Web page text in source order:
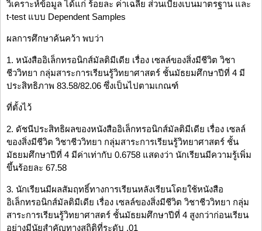
วิเคราะห์ข้อมูล ได้แก่ ร้อยละ ค่าเฉลี่ย ส่วนเบี่ยงเบนมาตรฐาน และ
t-test แบบ Dependent Samples
ผลการศึกษาค้นคว้า พบว่า
1. หนังสืออิเล็กทรอนิกส์มัลติมีเดีย เรื่อง เซลล์ของสิ่งมีชีวิต วิชา
ชีววิทยา กลุ่มสาระการเรียนรู้วิทยาศาสตร์ ชั้นมัธยมศึกษาปีที่ 4 มี
ประสิทธิภาพ 83.58/82.06 ซึ่งเป็นไปตามเกณฑ์
ที่ตั้งไว้
2. ดัชนีประสิทธิผลของหนังสืออิเล็กทรอนิกส์มัลติมีเดีย เรื่อง เซลล์
ของสิ่งมีชีวิต วิชาชีววิทยา กลุ่มสาระการเรียนรู้วิทยาศาสตร์ ชั้น
มัธยมศึกษาปีที่ 4 มีค่าเท่ากับ 0.6758 แสดงว่า นักเรียนมีความรู้เพิ่ม
ขึ้นร้อยละ 67.58
3. นักเรียนมีผลสัมฤทธิ์ทางการเรียนหลังเรียนโดยใช้หนังสือ
อิเล็กทรอนิกส์มัลติมีเดีย เรื่อง เซลล์ของสิ่งมีชีวิต วิชาชีววิทยา กลุ่ม
สาระการเรียนรู้วิทยาศาสตร์ ชั้นมัธยมศึกษาปีที่ 4 สูงกว่าก่อนเรียน
อย่างมีนัยสำคัญทางสถิติที่ระดับ .01